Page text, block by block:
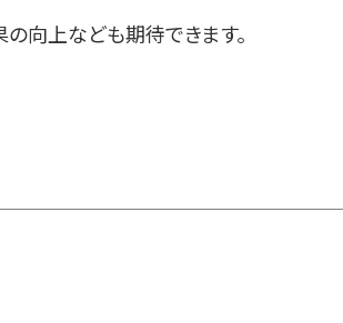
向上なども期待できます。